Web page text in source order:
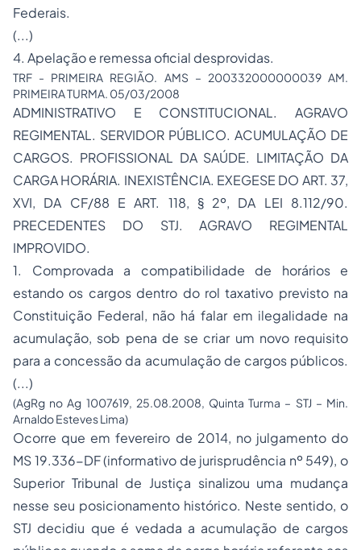
Federais.
(...)
4. Apelação e remessa oficial desprovidas.
TRF - PRIMEIRA REGIÃO. AMS – 200332000000039 AM.
PRIMEIRA TURMA. 05/03/2008
ADMINISTRATIVO E CONSTITUCIONAL. AGRAVO
REGIMENTAL. SERVIDOR PÚBLICO. ACUMULAÇÃO DE
CARGOS. PROFISSIONAL DA SAÚDE. LIMITAÇÃO DA
CARGA HORÁRIA. INEXISTÊNCIA. EXEGESE DO ART. 37,
XVI, DA CF/88 E ART. 118, § 2º, DA LEI 8.112/90.
PRECEDENTES DO STJ. AGRAVO REGIMENTAL
IMPROVIDO.
1. Comprovada a compatibilidade de horários e
estando os cargos dentro do rol taxativo previsto na
Constituição Federal, não há falar em ilegalidade na
acumulação, sob pena de se criar um novo requisito
para a concessão da acumulação de cargos públicos.
(...)
(AgRg no Ag 1007619, 25.08.2008, Quinta Turma – STJ – Min.
Arnaldo Esteves Lima)
Ocorre que em fevereiro de 2014, no julgamento do
MS 19.336-DF (informativo de jurisprudência nº 549), o
Superior Tribunal de Justiça sinalizou uma mudança
nesse seu posicionamento histórico. Neste sentido, o
STJ decidiu que é vedada a acumulação de cargos